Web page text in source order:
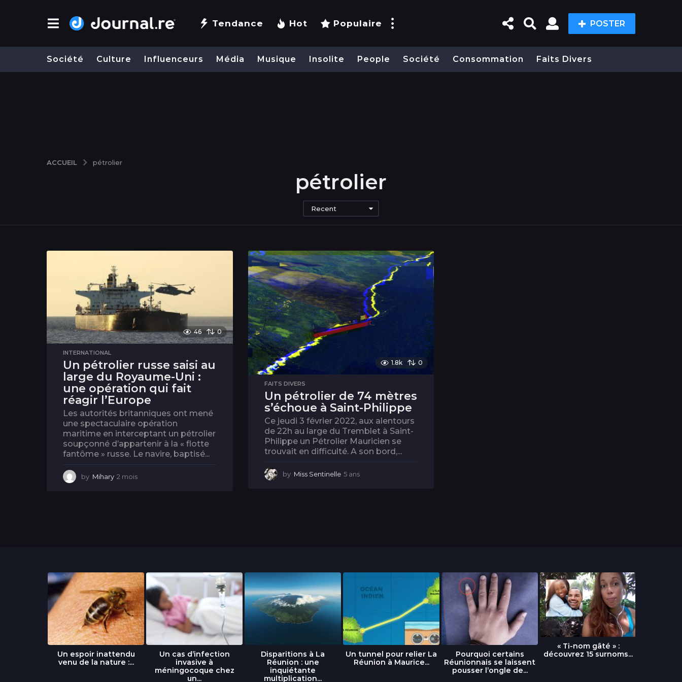
Tendance Hot Populaire POSTER
Société Culture Influenceurs Média Musique Insolite People Société Consommation Faits Divers
ACCUEIL pétrolier
pétrolier
Recent
46 0
INTERNATIONAL
Un pétrolier russe saisi au
large du Royaume-Uni :
une opération qui fait
réagir l’Europe
Les autorités britanniques ont mené
une spectaculaire opération
maritime en interceptant un pétrolier
soupçonné d’appartenir à la « flotte
fantôme » russe. Le navire, baptisé...
by Mihary 2 mois
1.8k 0
FAITS DIVERS
Un pétrolier de 74 mètres
s’échoue à Saint-Philippe
Ce jeudi 3 février 2022, aux alentours
de 22h au large du Tremblet à Saint-
Philippe un Pétrolier Mauricien se
trouvait en difficulté. A son bord,...
by Miss Sentinelle 5 ans5
Un espoir inattendu
venu de la nature :...
Un cas d’infection
invasive à
méningocoque chez
un...
Disparitions à La
Réunion : une
inquiétante
multiplication...
Un tunnel pour relier La
Réunion à Maurice...
Pourquoi certains
Réunionnais se laissent
pousser l’ongle de...
« Ti-nom gâté » :
découvrez 15 surnoms...